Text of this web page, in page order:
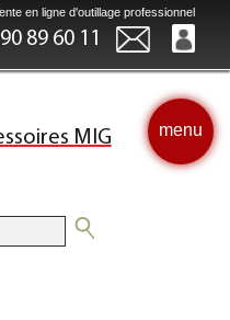
en ligne d'outillage professionnel
89 60 11
menu
MIG